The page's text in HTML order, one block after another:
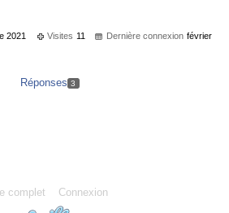
2021 Visites 11 Dernière connexion février
Réponses 3
complet Connexion